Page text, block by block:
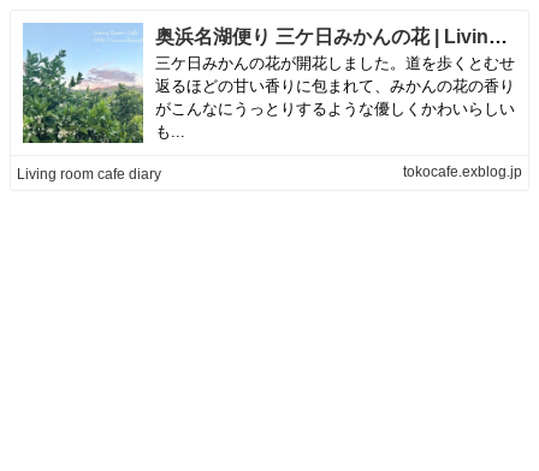
奥浜名湖便り 三ケ日みかんの花 | Living room cafe diary
三ケ日みかんの花が開花しました。道を歩くとむせ
返るほどの甘い香りに包まれて、みかんの花の香り
がこんなにうっとりするような優しくかわいらしい
も...
Living room cafe diary tokocafe.exblog.jp